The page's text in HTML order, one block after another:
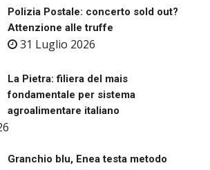
Polizia Postale: concerto sold out?
Attenzione alle truffe
31 Luglio 2026
La Pietra: filiera del mais
fondamentale per sistema
agroalimentare italiano
Granchio blu, Enea testa metodo